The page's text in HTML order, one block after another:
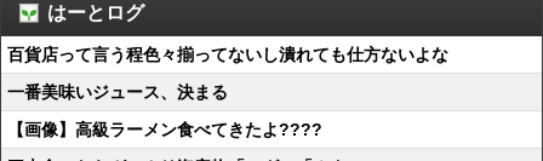
はーとログ
百貨店って言う程色々揃ってないし潰れても仕方ないよな
一番美味いジュース、決まる
【画像】高級ラーメン食べてきたよ????